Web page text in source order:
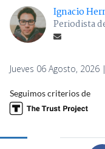
Ignacio
Periodista
Jueves 06 Agosto, 2026
Seguimos criterios de